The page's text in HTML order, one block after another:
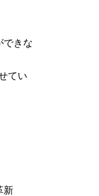
できな
てい
新